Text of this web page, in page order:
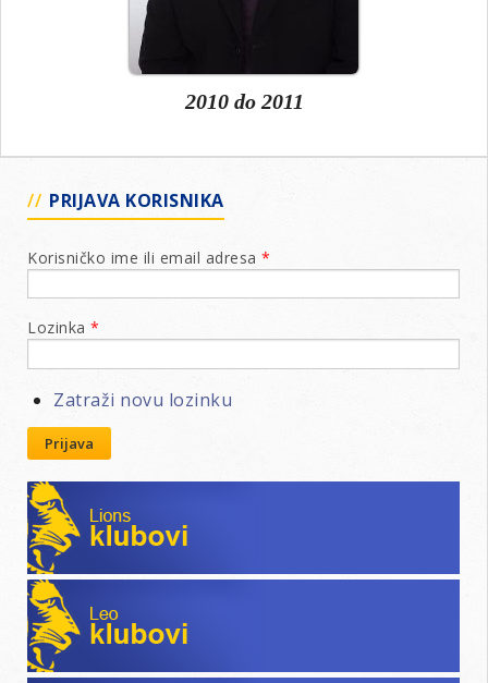
2010do 2011
PRIJAVA KORISNIKA
Korisničko ime ili email adresa *
Lozinka *
Zatraži novu lozinku
Prijava
Lions klubovi
Leo klubovi